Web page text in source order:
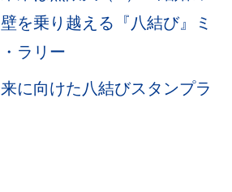
を乗り越える『八結び』ミ
ラリー
に向けた八結びスタンプラ